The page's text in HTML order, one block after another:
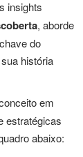
insights
, aborde
do
história
em
estratégicas
abaixo: